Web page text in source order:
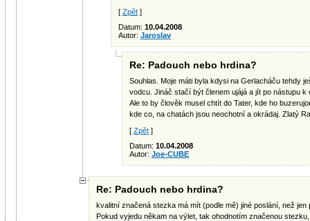
[ Zpět ]
Datum: 10.04.2008
Autor: Jaroslav
Re: Padouch nebo hrdina?
Souhlas. Moje máti byla kdysi na Gerlacháču tehdy
vodcu. Jináč stačí být členem ujájá a jít po nástupu
Ale to by člověk musel chtít do Tater, kde ho
kde co, na chatách jsou neochotní a okrádaj. Zlatý
[ Zpět ]
Datum: 10.04.2008
Autor: Joe-CUBE
Re: Padouch nebo hrdina?
kvalitní značená stezka má mít (podle mě) jiné poslání, než jen
Pokud vyjedu někam na výlet, tak ohodnotím značenou